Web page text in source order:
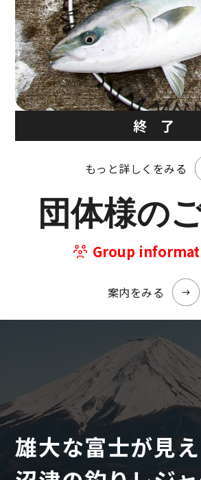
終 了
もっと詳しくをみる
団体様の
Group
案内をみる
雄大な富士が見